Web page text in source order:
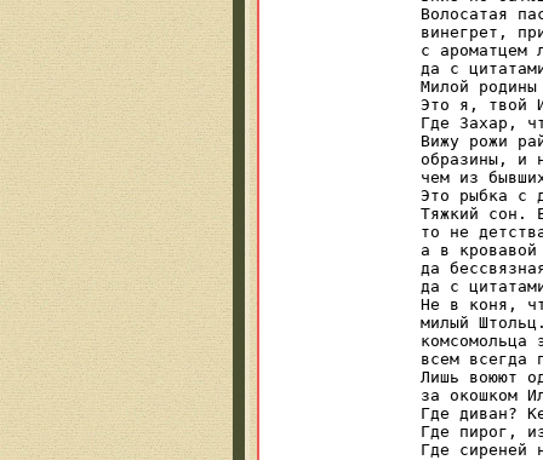
Волосатая
винегрет,
с ароматцем
да с
Милой
Это я, твой
Где Захар,
Вижу рожи
образины, и
чем из
Это рыбка с
Тяжкий сон.
то не
а в кровавой
да
да с
Не в коня,
милый
комсомольца
всем всегда
Лишь воюют
за окошком
Где диван?
Где пирог,
Где сиреней